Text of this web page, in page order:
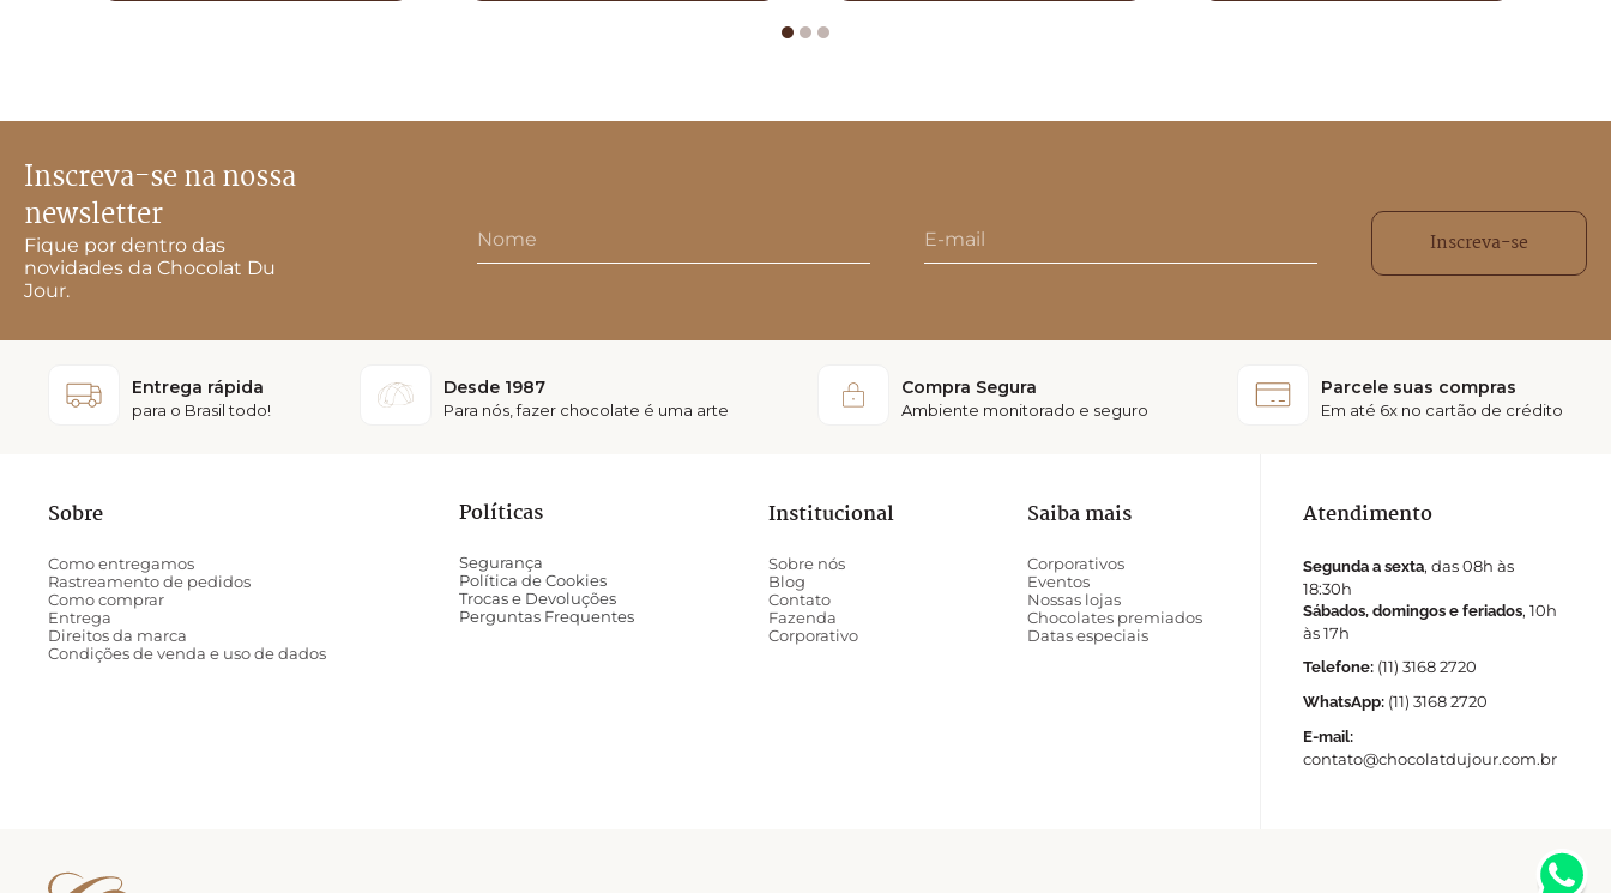
Inscreva-se na nossa
newsletter
Fique por dentro das
novidades da Chocolat Du
Jour.
Inscreva-se
Entrega rápida
para o Brasil todo!
Desde 1987
Para nós, fazer chocolate é uma arte
Compra Segura
Ambiente monitorado e seguro
Parcele suas compras
Em até 6x no cartão de crédito
Sobre
Como entregamos
Rastreamento de pedidos
Como comprar
Entrega
Direitos da marca
Condições de venda e uso de dados
Políticas
Segurança
Política de Cookies
Trocas e Devoluções
Perguntas Frequentes
Institucional
Sobre nós
Blog
Contato
Fazenda
Corporativo
Saiba mais
Corporativos
Eventos
Nossas lojas
Chocolates premiados
Datas especiais
Atendimento
Segunda a sexta, das 08h às
18:30h
Sábados, domingos e feriados, 10h
às 17h
Telefone: (11) 3168 2720
WhatsApp: (11) 3168 2720
E-mail:
contato@chocolatdujour.com.br